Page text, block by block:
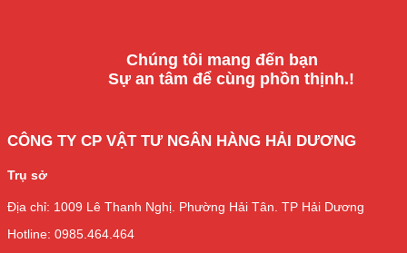
Chúng tôi mang đến bạn
Sự an tâm để cùng phồn thịnh.!
CÔNG TY CP VẬT TƯ NGÂN HÀNG HẢI DƯƠNG
Trụ sở
Địa chỉ: 1009 Lê Thanh Nghị. Phường Hải Tân. TP Hải Dương
Hotline: 0985.464.464